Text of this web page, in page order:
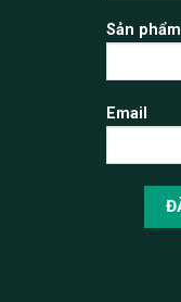
Sản
Email